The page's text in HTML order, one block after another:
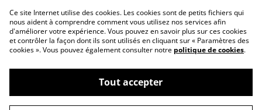
Politique de
confidentialité
Politique de cookies
©2026Crea Nulparailleur
Ce site Internet utilise des cookies. Les cookies sont de petits fichiers qui
nous aident à comprendre comment vous utilisez nos services afin
d'améliorer votre expérience. Vous pouvez en savoir plus sur ces cookies
et contrôler la façon dont ils sont utilisés en cliquant sur « Paramètres des
cookies ». Vous pouvez également consulter notre politique de cookies.
Tout accepter